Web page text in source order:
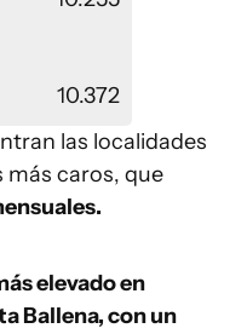
10.372
las localidades
más caros, que
elevado en
Ballena, con un